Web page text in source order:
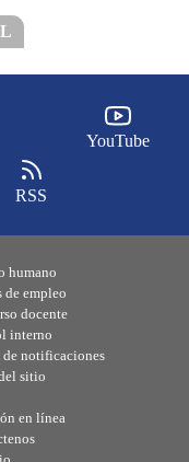
YouTube
RSS
humano
de empleo
docente
interno
notificaciones
sitio
en línea